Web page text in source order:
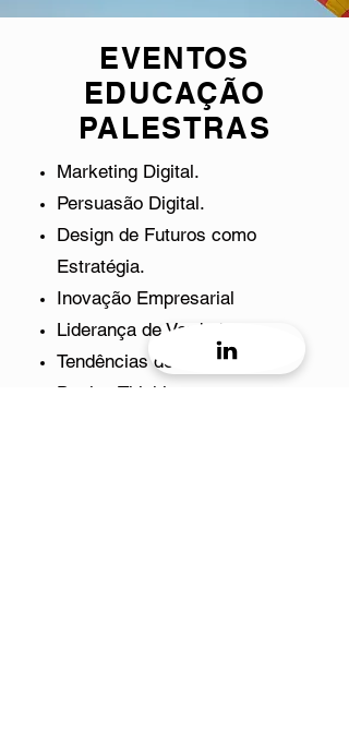
EVENTOS
EDUCAÇÃO
PALESTRAS
Marketing Digital.
Persuasão Digital.
Design de Futuros como
Estratégia.
Inovação Empresarial
Liderança de Verdade.
Tendências do Amanhã.
Design Thinking.